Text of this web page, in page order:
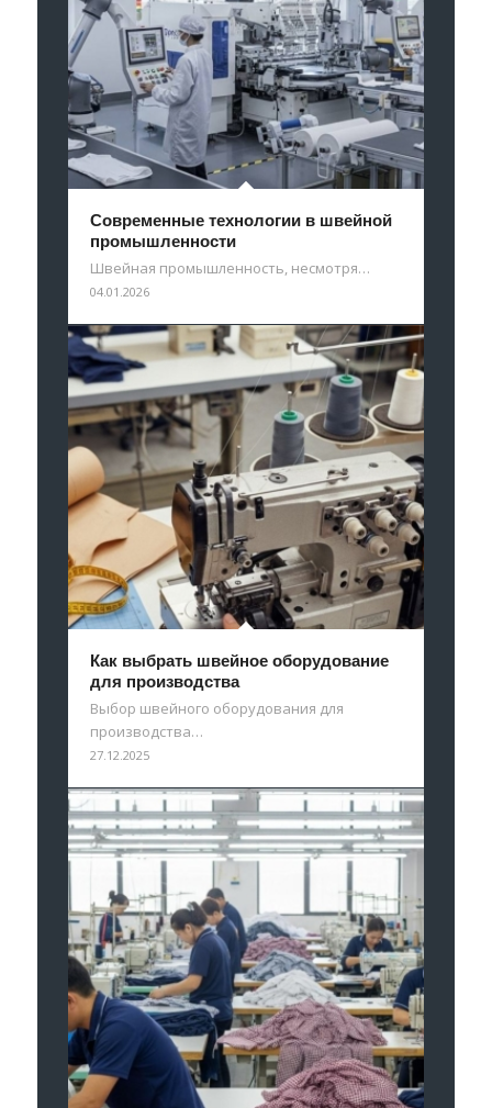
Современные технологии в швейной
промышленности
Швейная промышленность, несмотря…
04.01.2026
Как выбрать швейное оборудование
для производства
Выбор швейного оборудования для
производства…
27.12.2025